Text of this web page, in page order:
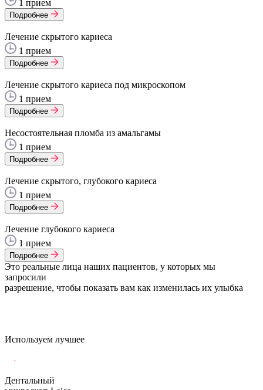
1 прием
Подробнее
Лечение скрытого кариеса
1 прием
Подробнее
Лечение скрытого кариеса под микроскопом
1 прием
Подробнее
Несостоятельная пломба из амальгамы
1 прием
Подробнее
Лечение скрытого, глубокого кариеса
1 прием
Подробнее
Лечение глубокого кариеса
1 прием
Подробнее
Это реальные лица наших пациентов, у которых мы
запросили
разрешение, чтобы показать вам как изменилась их улыбка
Используем лучшее
Дентальный